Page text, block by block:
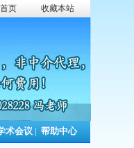
页 收藏本站
术会议 帮助中心